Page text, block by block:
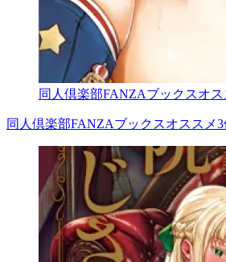
同人倶楽部FANZAブックスオス
同人倶楽部FANZAブックスオススメ3